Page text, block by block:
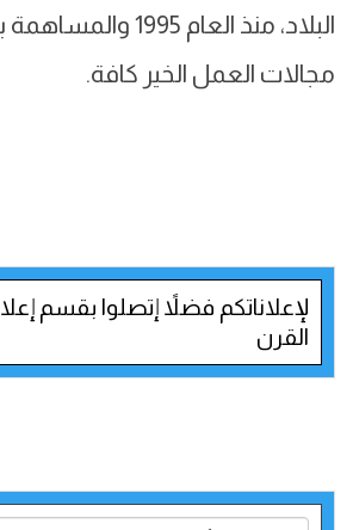
البلاد، منذ العام 1995
مجالات العمل الخير كافة.
لإعلاناتكم فضلاً إتصلوا بقسم
القرن